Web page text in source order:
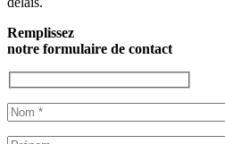
Remplissez
notre formulaire de contact